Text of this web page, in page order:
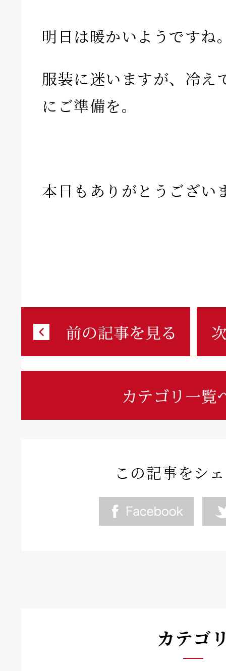
明日は暖かいようですね
服装に迷いますが、冷え
にご準備を。
本日もありがとうござい
この記事をシ
カテゴ